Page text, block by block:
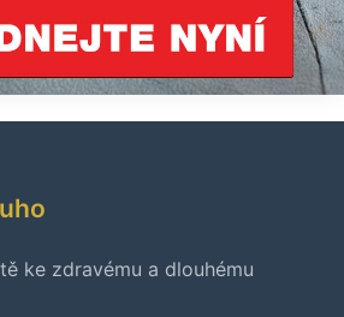
ke zdravému a dlouhému